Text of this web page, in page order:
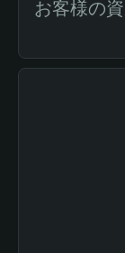
お客様の